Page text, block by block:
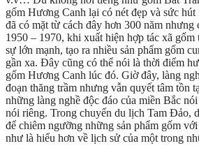
gốm Hương Canh lại có nét đẹp và sức
đã có mặt từ cách đây hơn 300 năm nhưng
1950 – 1970, khi xuất hiện hợp tác xã
sự lớn mạnh, tạo ra nhiều sản phẩm gốm
gần xa. Đây cũng có thể nói là thời điểm
gốm Hương Canh lúc đó. Giờ đây, làng
đoạn thăng trầm nhưng vẫn quyết tâm tồn
những làng nghề độc đáo của miền Bắc
nói riêng. Trong chuyến du lịch Tam Đảo,
để chiêm ngưỡng những sản phẩm gốm
như là hiểu hơn về lịch sử của một trong